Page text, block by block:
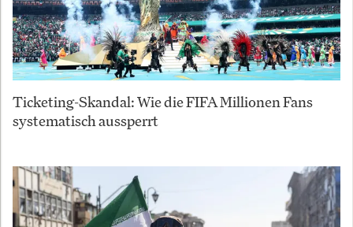
Ticketing-Skandal: Wie die FIFA Millionen Fans
systematisch aussperrt